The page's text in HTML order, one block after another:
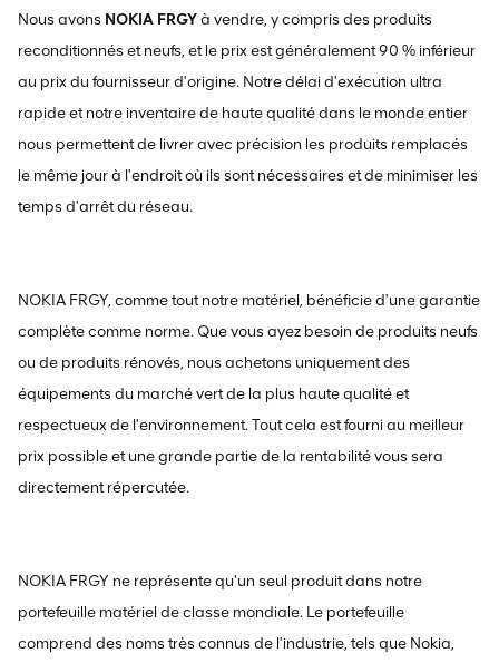
Nous avons NOKIA FRGYà vendre, y compris des produits
reconditionnés et neufs, et le prix est généralement 90 % inférieur
au prix du fournisseur d'origine. Notre délai d'exécution ultra
rapide et notre inventaire de haute qualité dans le monde entier
nous permettent de livrer avec précision les produits remplacés
le même jour à l'endroit où ils sont nécessaires et de minimiser les
temps d'arrêt du réseau.
NOKIA FRGY, comme tout notre matériel, bénéficie d'une garantie
complète comme norme. Que vous ayez besoin de produits neufs
ou de produits rénovés, nous achetons uniquement des
équipements du marché vert de la plus haute qualité et
respectueux de l'environnement. Tout cela est fourni au meilleur
prix possible et une grande partie de la rentabilité vous sera
directement répercutée.
NOKIA FRGY ne représente qu'un seul produit dans notre
portefeuille matériel de classe mondiale. Le portefeuille
comprend des noms très connus de l'industrie, tels que Nokia,